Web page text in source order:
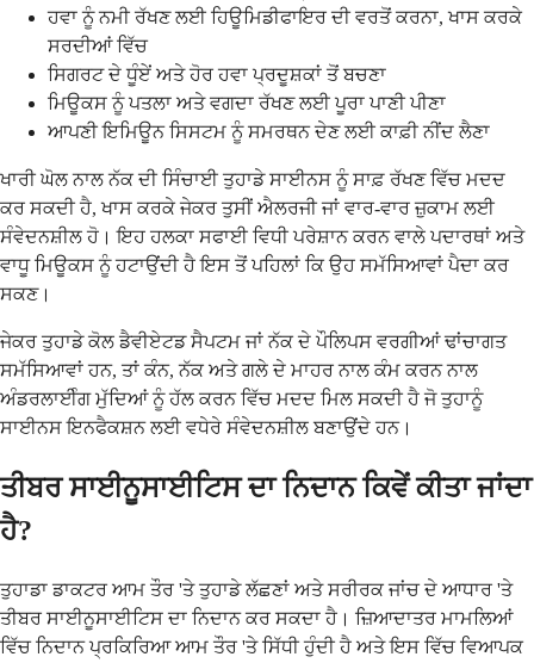
ਹਵਾ ਨੂੰ ਨਮੀ ਰੱਖਣ ਲਈ ਹਿਊਮਿਡੀਫਾਇਰ ਦੀ ਵਰਤੋਂ ਕਰਨਾ, ਖਾਸ ਕਰਕੇ
ਸਰਦੀਆਂ ਵਿੱਚ
ਸਿਗਰਟ ਦੇ ਧੂੰਏਂ ਅਤੇ ਹੋਰ ਹਵਾ ਪ੍ਰਦੂਸ਼ਕਾਂ ਤੋਂ ਬਚਣਾ
ਮਿਊਕਸ ਨੂੰ ਪਤਲਾ ਅਤੇ ਵਗਦਾ ਰੱਖਣ ਲਈ ਪੂਰਾ ਪਾਣੀ ਪੀਣਾ
ਆਪਣੀ ਇਮਿਊਨ ਸਿਸਟਮ ਨੂੰ ਸਮਰਥਨ ਦੇਣ ਲਈ ਕਾਫ਼ੀ ਨੀਂਦ ਲੈਣਾ
ਖਾਰੀ ਘੋਲ ਨਾਲ ਨੱਕ ਦੀ ਸਿੰਚਾਈ ਤੁਹਾਡੇ ਸਾਈਨਸ ਨੂੰ ਸਾਫ਼ ਰੱਖਣ ਵਿੱਚ ਮਦਦ
ਕਰ ਸਕਦੀ ਹੈ, ਖਾਸ ਕਰਕੇ ਜੇਕਰ ਤੁਸੀਂ ਐਲਰਜੀ ਜਾਂ ਵਾਰ-ਵਾਰ ਜ਼ੁਕਾਮ ਲਈ
ਸੰਵੇਦਨਸ਼ੀਲ ਹੋ। ਇਹ ਹਲਕਾ ਸਫਾਈ ਵਿਧੀ ਪਰੇਸ਼ਾਨ ਕਰਨ ਵਾਲੇ ਪਦਾਰਥਾਂ ਅਤੇ
ਵਾਧੂ ਮਿਊਕਸ ਨੂੰ ਹਟਾਉਂਦੀ ਹੈ ਇਸ ਤੋਂ ਪਹਿਲਾਂ ਕਿ ਉਹ ਸਮੱਸਿਆਵਾਂ ਪੈਦਾ ਕਰ
ਸਕਣ।
ਜੇਕਰ ਤੁਹਾਡੇ ਕੋਲ ਡੈਵੀਏਟਡ ਸੈਪਟਮ ਜਾਂ ਨੱਕ ਦੇ ਪੌਲਿਪਸ ਵਰਗੀਆਂ ਢਾਂਚਾਗਤ
ਸਮੱਸਿਆਵਾਂ ਹਨ, ਤਾਂ ਕੰਨ, ਨੱਕ ਅਤੇ ਗਲੇ ਦੇ ਮਾਹਰ ਨਾਲ ਕੰਮ ਕਰਨ ਨਾਲ
ਅੰਡਰਲਾਈੰਗ ਮੁੱਦਿਆਂ ਨੂੰ ਹੱਲ ਕਰਨ ਵਿੱਚ ਮਦਦ ਮਿਲ ਸਕਦੀ ਹੈ ਜੋ ਤੁਹਾਨੂੰ
ਸਾਈਨਸ ਇਨਫੈਕਸ਼ਨ ਲਈ ਵਧੇਰੇ ਸੰਵੇਦਨਸ਼ੀਲ ਬਣਾਉਂਦੇ ਹਨ।
ਤੀਬਰ ਸਾਈਨੂਸਾਈਟਿਸ ਦਾ ਨਿਦਾਨ ਕਿਵੇਂ ਕੀਤਾ ਜਾਂਦਾ
ਹੈ?
ਤੁਹਾਡਾ ਡਾਕਟਰ ਆਮ ਤੌਰ 'ਤੇ ਤੁਹਾਡੇ ਲੱਛਣਾਂ ਅਤੇ ਸਰੀਰਕ ਜਾਂਚ ਦੇ ਆਧਾਰ 'ਤੇ
ਤੀਬਰ ਸਾਈਨੂਸਾਈਟਿਸ ਦਾ ਨਿਦਾਨ ਕਰ ਸਕਦਾ ਹੈ। ਜ਼ਿਆਦਾਤਰ ਮਾਮਲਿਆਂ
ਵਿੱਚ ਨਿਦਾਨ ਪ੍ਰਕਿਰਿਆ ਆਮ ਤੌਰ 'ਤੇ ਸਿੱਧੀ ਹੁੰਦੀ ਹੈ ਅਤੇ ਇਸ ਵਿੱਚ ਵਿਆਪਕ